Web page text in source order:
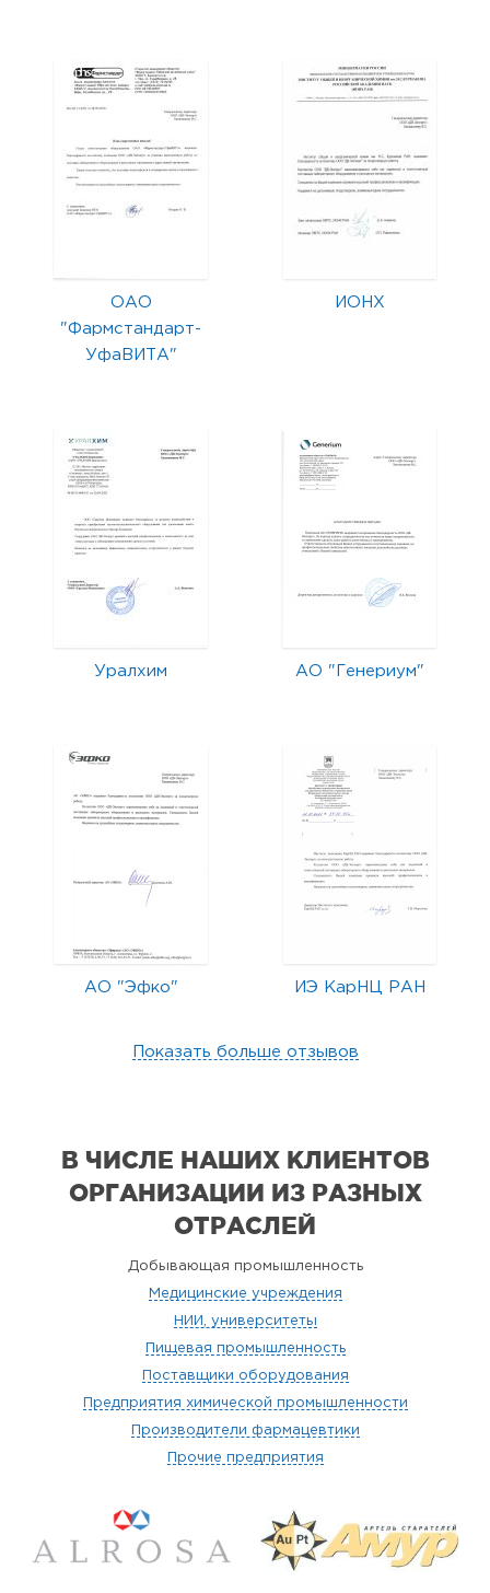
ОАО
"Фармстандарт-
УфаВИТА"
ИОНХ
Уралхим АО "Генериум"
АО "Эфко" ИЭ КарНЦ РАН
Показать больше отзывов
В ЧИСЛЕ НАШИХ КЛИЕНТОВ
ОРГАНИЗАЦИИ ИЗ РАЗНЫХ
ОТРАСЛЕЙ
Добывающая промышленность
Медицинские учреждения
НИИ, университеты
Пищевая промышленность
Поставщики оборудования
Предприятия химической промышленности
Производители фармацевтики
Прочие предприятия